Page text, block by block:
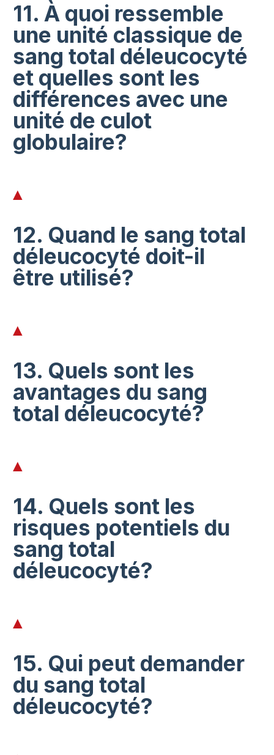
11. À quoi ressemble
une unité classique de
sang total déleucocyté
et quelles sont les
différences avec une
unité de culot
globulaire?
12. Quand le sang total
déleucocyté doit-il
être utilisé?
13. Quels sont les
avantages du sang
total déleucocyté?
14. Quels sont les
risques potentiels du
sang total
déleucocyté?
15. Qui peut demander
du sang total
déleucocyté?